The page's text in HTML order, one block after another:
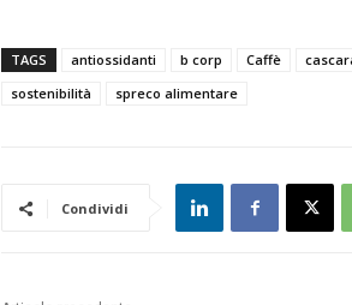
TAGS antiossidanti b corp Caffè
sostenibilità
spreco alimentare
Condividi